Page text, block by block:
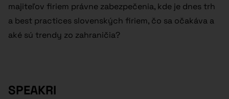
majiteľov firiem právne zabezpečenia, kde je dnes trh
a best practices slovenských firiem, čo sa očakáva a
aké sú trendy zo zahraničia?
SPEAKRI